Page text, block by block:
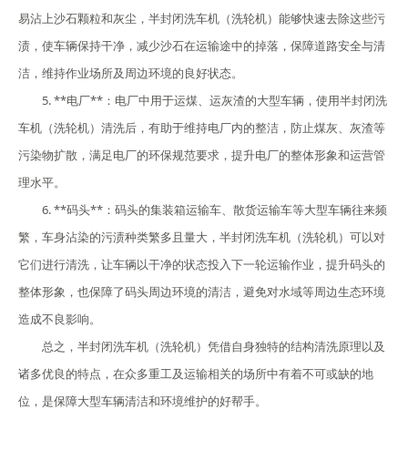
易沾上沙石颗粒和灰尘，半封闭洗车机（洗轮机）能够快速去除这些污
渍，使车辆保持干净，减少沙石在运输途中的掉落，保障道路安全与清
洁，维持作业场所及周边环境的良好状态。
5. **电厂**：电厂中用于运煤、运灰渣的大型车辆，使用半封闭洗
车机（洗轮机）清洗后，有助于维持电厂内的整洁，防止煤灰、灰渣等
污染物扩散，满足电厂的环保规范要求，提升电厂的整体形象和运营管
理水平。
6. **码头**：码头的集装箱运输车、散货运输车等大型车辆往来频
繁，车身沾染的污渍种类繁多且量大，半封闭洗车机（洗轮机）可以对
它们进行清洗，让车辆以干净的状态投入下一轮运输作业，提升码头的
整体形象，也保障了码头周边环境的清洁，避免对水域等周边生态环境
造成不良影响。
总之，半封闭洗车机（洗轮机）凭借自身独特的结构清洗原理以及
诸多优良的特点，在众多重工及运输相关的场所中有着不可或缺的地
位，是保障大型车辆清洁和环境维护的好帮手。